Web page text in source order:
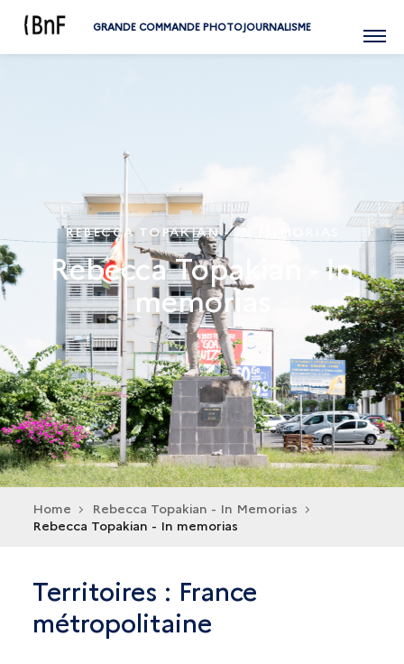
GRANDE COMMANDE PHOTOJOURNALISME Menu
REBECCA TOPAKIAN - IN MEMORIAS
Rebecca Topakian - In
memorias
Home
Rebecca Topakian - In Memorias
Rebecca Topakian - In memorias
Territoires : France
métropolitaine